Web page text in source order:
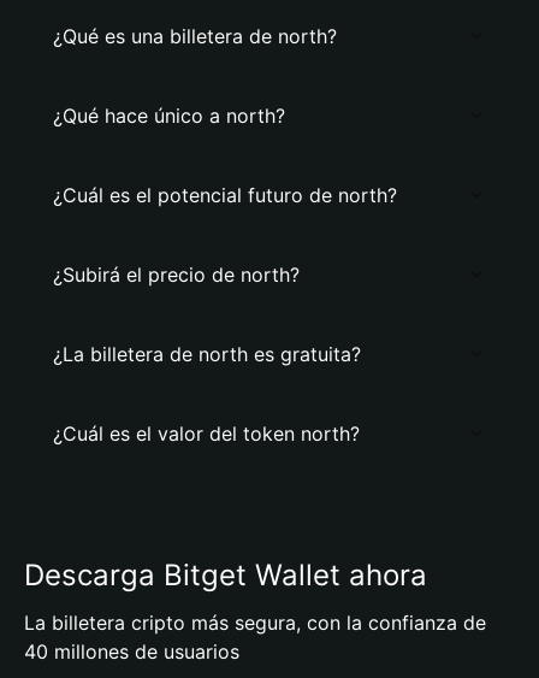
¿Qué es una billetera de north?
¿Qué hace único a north?
¿Cuál es el potencial futuro de north?
¿Subirá el precio de north?
¿La billetera de north es gratuita?
¿Cuál es el valor del token north?
Descarga Bitget Wallet ahora
La billetera cripto más segura, con la confianza de
40 millones de usuarios